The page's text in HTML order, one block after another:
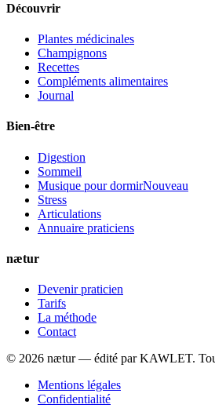
Découvrir
Plantes médicinales
Champignons
Recettes
Compléments alimentaires
Journal
Bien-être
Digestion
Sommeil
Musique pour dormirNouveau
Stress
Articulations
Annuaire praticiens
nætur
Devenir praticien
Tarifs
La méthode
Contact
© 2026 nætur — édité par KAWLET.
Mentions légales
Confidentialité